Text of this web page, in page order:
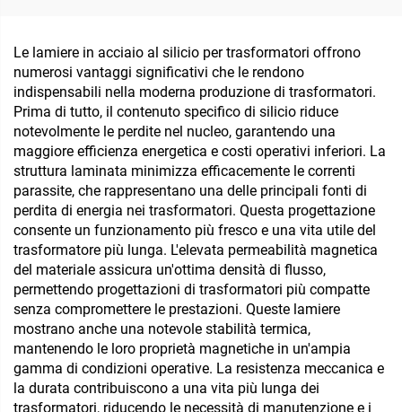
massimo 380V
per ingresso 110 V e
uscita 380 V
Le lamiere in acciaio al silicio per trasformatori offrono
numerosi vantaggi significativi che le rendono
indispensabili nella moderna produzione di trasformatori.
Prima di tutto, il contenuto specifico di silicio riduce
notevolmente le perdite nel nucleo, garantendo una
maggiore efficienza energetica e costi operativi inferiori. La
struttura laminata minimizza efficacemente le correnti
parassite, che rappresentano una delle principali fonti di
perdita di energia nei trasformatori. Questa progettazione
consente un funzionamento più fresco e una vita utile del
trasformatore più lunga. L'elevata permeabilità magnetica
del materiale assicura un'ottima densità di flusso,
permettendo progettazioni di trasformatori più compatte
senza compromettere le prestazioni. Queste lamiere
mostrano anche una notevole stabilità termica,
mantenendo le loro proprietà magnetiche in un'ampia
gamma di condizioni operative. La resistenza meccanica e
la durata contribuiscono a una vita più lunga dei
trasformatori, riducendo le necessità di manutenzione e i